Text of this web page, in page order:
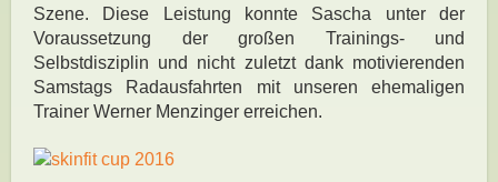
Szene. Diese Leistung konnte Sascha unter der
Voraussetzung der großen Trainings- und
Selbstdisziplin und nicht zuletzt dank motivierenden
Samstags Radausfahrten mit unseren ehemaligen
Trainer Werner Menzinger erreichen.